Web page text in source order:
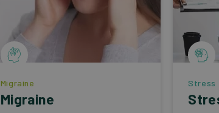
Migraine
Migraine
Stress